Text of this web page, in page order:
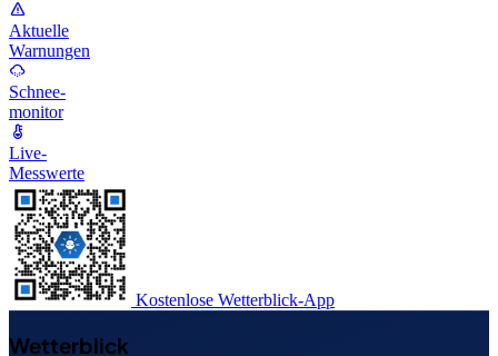
Aktuelle
Warnungen
Schnee-
monitor
Live-
Messwerte
Kostenlose Wetterblick-App
Wetterblick